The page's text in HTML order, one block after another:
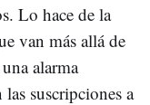
Lo hace de la
van más allá de
alarma
suscripciones a